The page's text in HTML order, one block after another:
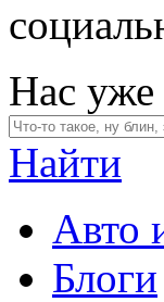
Нас уже
Найти
Авто
Блоги